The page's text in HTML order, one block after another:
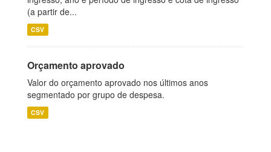
(a partir de...
CSV
Orçamento aprovado
Valor do orçamento aprovado nos últimos anos
segmentado por grupo de despesa.
CSV